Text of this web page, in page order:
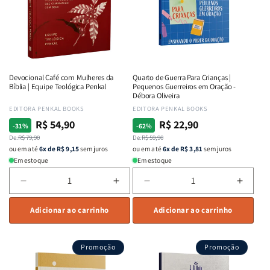
Equipe
Teológica
Penkal
Bueno
Devocional Café com Mulheres da
Bíblia | Equipe Teológica Penkal
Fornecedor:
EDITORA PENKAL BOOKS
-31%
Preço
normal
De:R$ 79,90
Preço
promocional
R$ 54,90
ou em até6x de R$ 9,15sem juros
Em estoque
a
quantidade
de
Café
Aumentar
a
quantidade
de
Café
Adicionar ao carrinho
Quarto de Guerra Para Crianças |
Pequenos Guerreiros em Oração -
Débora Oliveira
Fornecedor:
EDITORA PENKAL BOOKS
-62%
Preço
normal
De:R$ 59,90
Preço
promocional
R$ 22,90
ou em até6x de R$ 3,81 sem juros
Em estoque
a
quantidade
de
a
de
de
Adicionar ao carrinho
Promoção Promoção